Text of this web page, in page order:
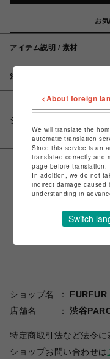
お
アイテム説明 / 素材
注意事項
シェアする
ショップ名
FURFUR
店舗名
渋谷
特定商取引法など法令に
ショップお問い合わせは
<About foreign
We will translate the
automatic translation
Since this service is an
translated correctly and
page before translation.
In addition, we do not
indirect damage caused
understanding in
Switch